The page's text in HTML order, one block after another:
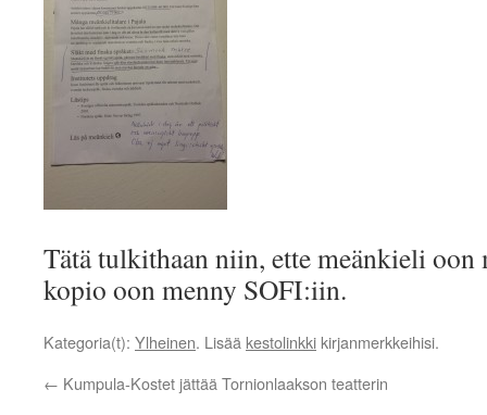
Tätä tulkithaan niin, ette meänkieli oon
kopio oon menny SOFI:iin.
Kategoria(t): Ylheinen. Lisää kestolinkki kirjanmerkkeihisi.
← Kumpula-Kostet jättää Tornionlaakson teatterin